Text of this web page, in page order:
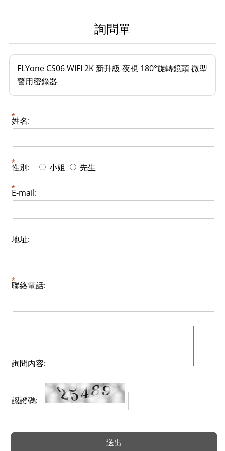
詢問單
FLYone CS06 WIFI 2K 新升級 夜視 180°旋轉鏡頭 微型
警用密錄器
姓名:
性別: 小姐 先生
E-mail:
地址:
聯絡電話:
詢問內容:
認證碼: